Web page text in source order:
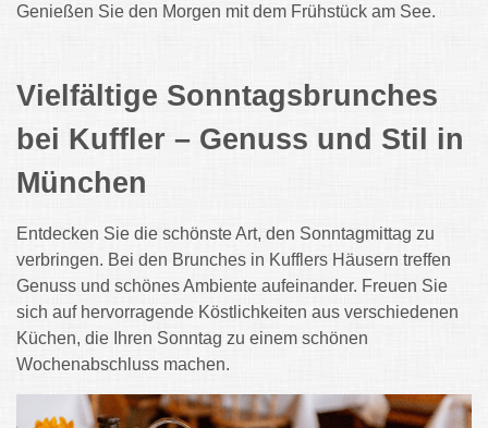
Genießen Sie den Morgen mit dem Frühstück am See.
Vielfältige Sonntagsbrunches
bei Kuffler – Genuss und Stil in
München
Entdecken Sie die schönste Art, den Sonntagmittag zu
verbringen. Bei den Brunches in Kufflers Häusern treffen
Genuss und schönes Ambiente aufeinander. Freuen Sie
sich auf hervorragende Köstlichkeiten aus verschiedenen
Küchen, die Ihren Sonntag zu einem schönen
Wochenabschluss machen.